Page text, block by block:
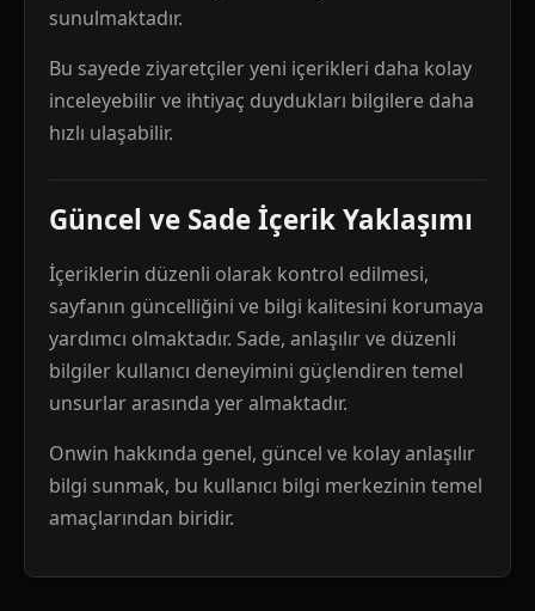
sunulmaktadır.
Bu sayede ziyaretçiler yeni içerikleri daha kolay
inceleyebilir ve ihtiyaç duydukları bilgilere daha
hızlı ulaşabilir.
Güncel ve Sade İçerik Yaklaşımı
İçeriklerin düzenli olarak kontrol edilmesi,
sayfanın güncelliğini ve bilgi kalitesini korumaya
yardımcı olmaktadır. Sade, anlaşılır ve düzenli
bilgiler kullanıcı deneyimini güçlendiren temel
unsurlar arasında yer almaktadır.
Onwin hakkında genel, güncel ve kolay anlaşılır
bilgi sunmak, bu kullanıcı bilgi merkezinin temel
amaçlarından biridir.